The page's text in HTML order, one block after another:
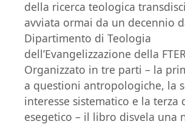
della ricerca teologica
avviata ormai da un decennio
Dipartimento di Teologia
dell’Evangelizzazione della
Organizzato in tre parti – la
a questioni antropologiche, la
interesse sistematico e la terza
esegetico – il libro disvela una